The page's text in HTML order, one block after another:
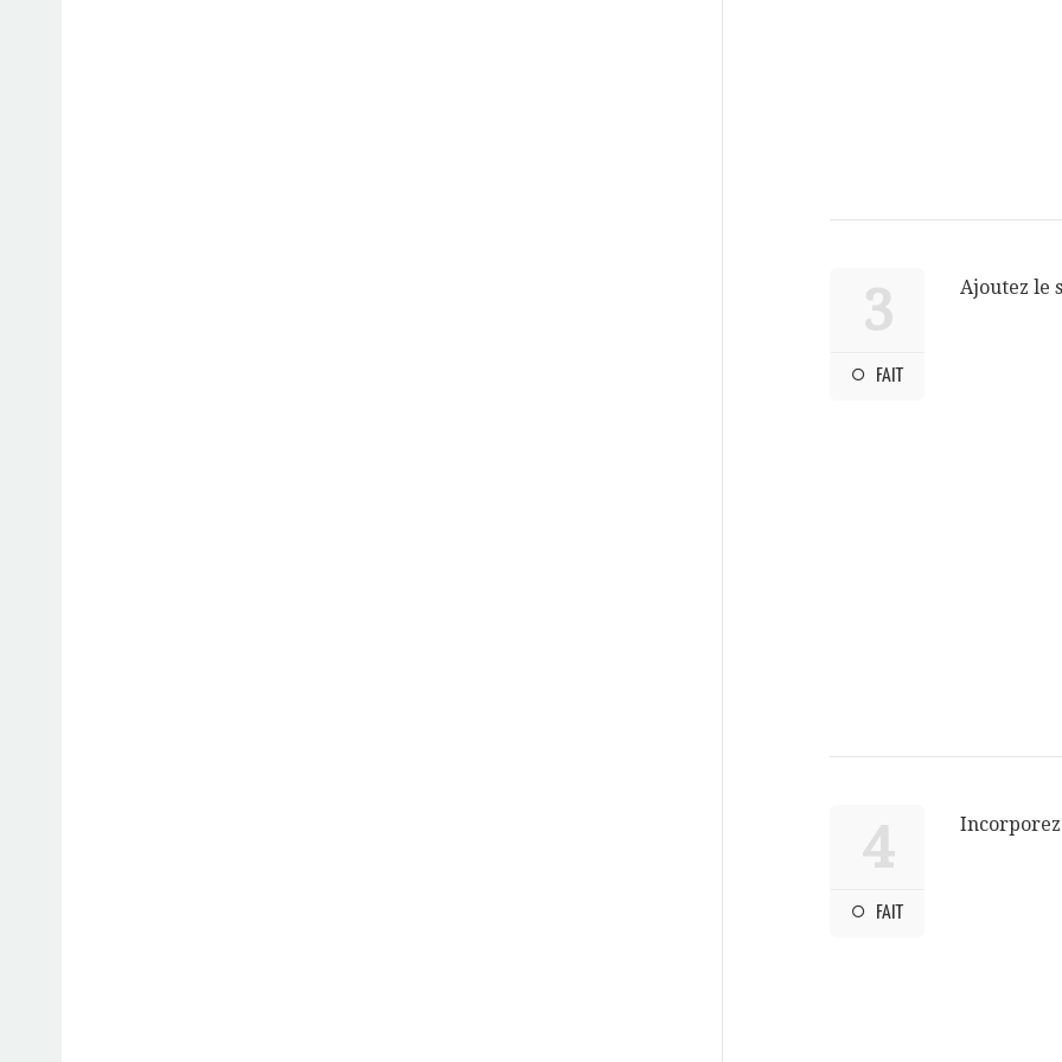
3
FAIT
Ajoutez le
4
FAIT
Incorporez